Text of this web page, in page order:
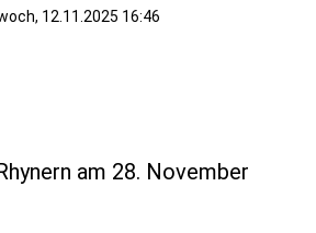
12.11.2025 16:46
am 28. November